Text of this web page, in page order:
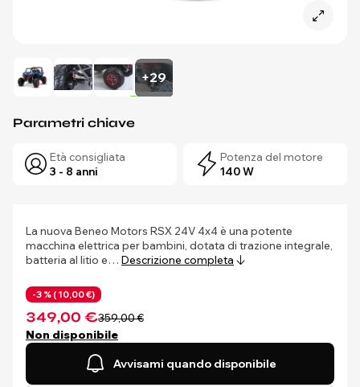
+29
Parametri chiave
Età consigliata
3 - 8 anni
Potenza del motore
140 W
La nuova Beneo Motors RSX 24V 4x4 è una potente
macchina elettrica per bambini, dotata di trazione integrale,
batteria al litio e… Descrizione completa
-3 % ( 10,00 €)
349,00 €359,00 €
Non disponibile
Avvisami quando disponibile